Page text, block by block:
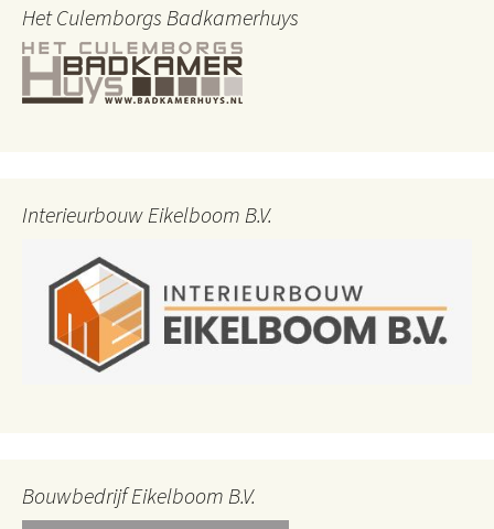
Het Culemborgs Badkamerhuys
Interieurbouw Eikelboom B.V.
Bouwbedrijf Eikelboom B.V.